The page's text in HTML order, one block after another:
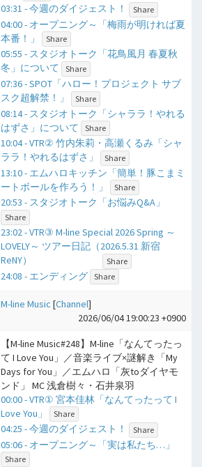
03:31 - 今週のダイジェスト！ Share
04:00 - オープニング～「梅雨が明ければ夏
本番！」
Share
05:55 - スタジオトーク「花鳥風月 春夏秋
冬」について
Share
07:36 - SPOT「ハロー！プロジェクト サブ
スク超解禁！」
Share
08:14 - スタジオトーク「シャララ！やれる
はずさ」について
Share
10:04 - VTR② 竹内朱莉・高瀬くるみ「シャ
ララ！やれるはずさ」
Share
13:10 - エムハロキッチン「簡単！豚こまミ
ートボールを作ろう！」
Share
20:53 - スタジオトーク「お悩みQ&A」
Share
23:02 - VTR③ M-line Special 2026 Spring ～
LOVELY～ ツアー日記（2026.5.31 新宿
ReNY）
Share
24:08 - エンディング Share
M-line Music [Channel]
2026/06/04 19:00:23 +0900
【M-line Music#248】M-line「なんてったっ
て I Love You」／音楽ライブ×謎解き「My
Days for You」／エムハロ「灰toダイヤモ
ンド」 MC 浅倉樹々・石井泉羽
00:00 - VTR① 宮本佳林「なんてったって I
Love You」
Share
04:25 - 今週のダイジェスト！ Share
05:06 - オープニング～「実は私たち…」
Share